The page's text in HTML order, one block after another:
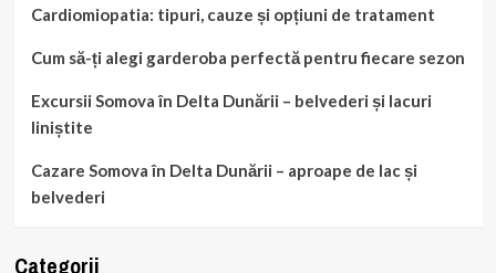
Cardiomiopatia: tipuri, cauze și opțiuni de tratament
Cum să-ți alegi garderoba perfectă pentru fiecare sezon
Excursii Somova în Delta Dunării – belvederi și lacuri
liniștite
Cazare Somova în Delta Dunării – aproape de lac și
belvederi
Categorii